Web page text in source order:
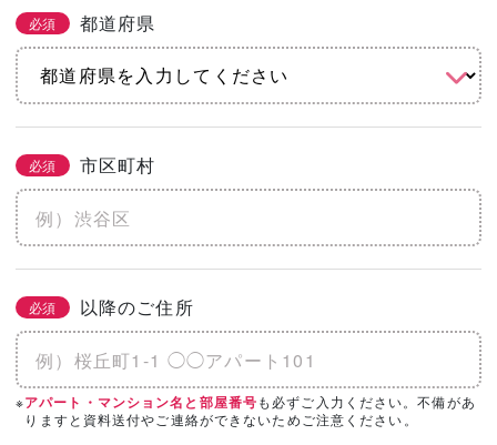
必須 都道府県
必須 市区町村
必須 以降のご住所
※アパート・マンション名と部屋番号も必ずご入力ください。不備があ
りますと資料送付やご連絡ができないためご注意ください。